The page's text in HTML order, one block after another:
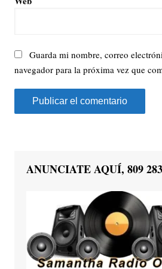
Guarda mi nombre, correo
navegador para la próxima vez que
ANUNCIATE AQUÍ, 809